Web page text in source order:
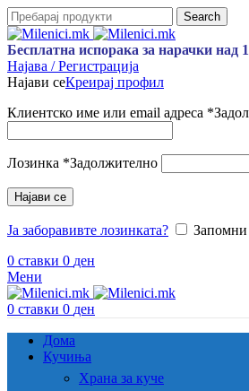
Search
Бесплатна испорака за нарачки над
Најава / Регистрација
Најави сеКреирај профил
Клиентско име или email адреса *
Лозинка *Задолжително
Најави се
Ја заборавивте лозинката?
0 ставки 0 ден
Мени
0 ставки 0 ден
Дома
Кучиња
Храна за куче